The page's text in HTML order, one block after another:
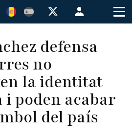
Menú
de
de
defensa
no
la identitat
i poden acabar
del país